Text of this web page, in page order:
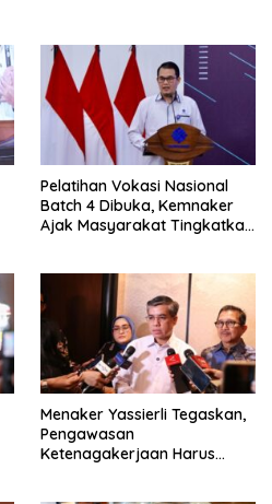
Pelatihan Vokasi Nasional
Batch 4 Dibuka, Kemnaker
Ajak Masyarakat Tingkatkan
Menaker Yassierli Tegaskan,
Pengawasan
Ketenagakerjaan Harus